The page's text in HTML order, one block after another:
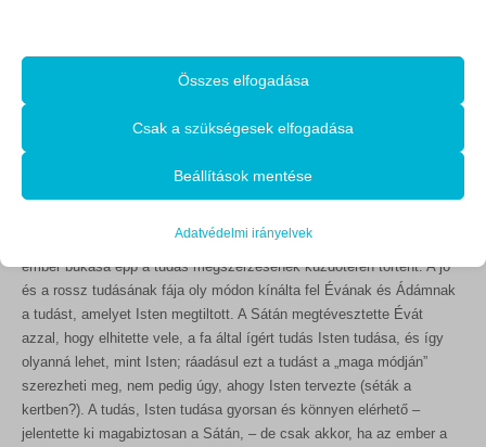
ELTORZÍTSA VAGY TAGADJA.
A Sátán úgy próbálta megkísérteni Évát, hogy figyelmét a jó és a
rossz tudásának tiltott fájára irányította. Annak érdekében, hogy
rávegye, hogy szakítson belőle, a Sátán biztosította Évát arról, hogy
a tiltott fa azonnali, hatalmas és gyümölcsöző (bocsánat a
szójátékért) tudással fogja felruházni, amely olyanná teszi, mint Isten.
Meg kell állnunk itt egy pillanatra és elgondolkodnunk azon, hogy az
ember bukása épp a tudás megszerzésének küzdőterén történt. A jó
és a rossz tudásának fája oly módon kínálta fel Évának és Ádámnak
a tudást, amelyet Isten megtiltott. A Sátán megtévesztette Évát
azzal, hogy elhitette vele, a fa által ígért tudás Isten tudása, és így
olyanná lehet, mint Isten; ráadásul ezt a tudást a „maga módján”
szerezheti meg, nem pedig úgy, ahogy Isten tervezte (séták a
kertben?). A tudás, Isten tudása gyorsan és könnyen elérhető –
jelentette ki magabiztosan a Sátán, – de csak akkor, ha az ember a
működéséhez. Ezek a sütik és szolgáltatások a GDPR szerint nem
PHPSESSID
store_notice*
wlfmc_session_282a07b02e3ebaca0e6c6db58fe7bf11
woocommerce_cart_hash
woocommerce_items_in_cart
gyűjtenek, amelyek lehetővé teszik számunkra, hogy betekintést
nyerjünk abba, hogyan lépnek kapcsolatba látogatóink a
weboldalunkkal.
Részletek megjelenítése
_ga
Egyéb szolgáltatások
Ez a kategória minden olyan sütit, domaint és szolgáltatást
magában foglal, amelyek nem tartoznak a megadott kategóriákba,
Összes elfogadása
Csak a szükségesek elfogadása
Beállítások mentése
Adatvédelmi irányelvek